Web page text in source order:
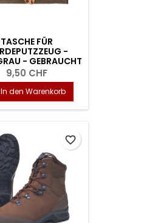
TASCHE FÜR
-
- GEBRAUCHT
9,50 CHF
In den Warenkorb
favorite_border